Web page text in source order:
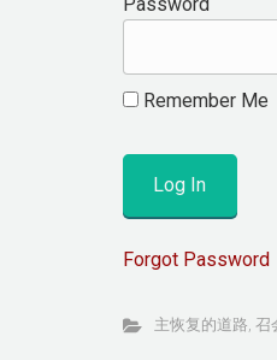
Remember Me
Forgot Password
主恢复的道路, 召